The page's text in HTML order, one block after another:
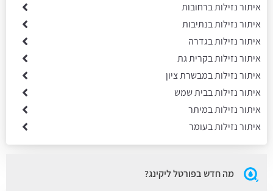
איתור נזילות ברחובות
איתור נזילות בנתיבות
איתור נזילות בגדרה
איתור נזילות בקרית גת
איתור נזילות במבשרת ציון
איתור נזילות בבית שמש
איתור נזילות במיתר
איתור נזילות בעומר
מה חדש בפורטל ליקינג?